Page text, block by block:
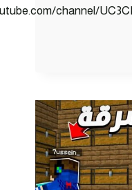
channel/